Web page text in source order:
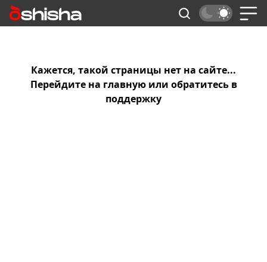
Кажется, такой страницы нет на сайте...
Перейдите на главнуюили обратитесь в
поддержку